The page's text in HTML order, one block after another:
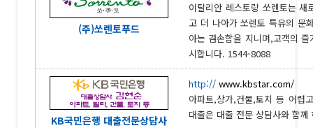
(주)쏘렌토푸드
이탈리안 레스토랑 쏘렌토는
고 더 나아가 쏘렌토 특유의 문
아는 겸손함을 지니며,고객의
시합니다. 1544-8088
KB국민은행 대출전문상담사
http:// www.kbstar.com/
아파트,상가,건물,토지 등 어렵
대출은 대출 전문 상담사와 함